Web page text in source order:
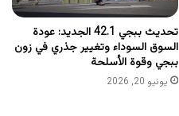
تحديث ببجي 42.1 الجديد: عودة
السوق السوداء وتغيير جذري في زون
ببجي وقوة الأسلحة
يونيو 20, 2026